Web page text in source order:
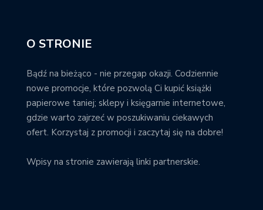
O STRONIE
Bądź na bieżąco - nie przegap okazji. Codziennie
nowe promocje, które pozwolą Ci kupić książki
papierowe taniej; sklepy i księgarnie internetowe,
gdzie warto zajrzeć w poszukiwaniu ciekawych
ofert. Korzystaj z promocji i zaczytaj się na dobre!
Wpisy na stronie zawierają linki partnerskie.